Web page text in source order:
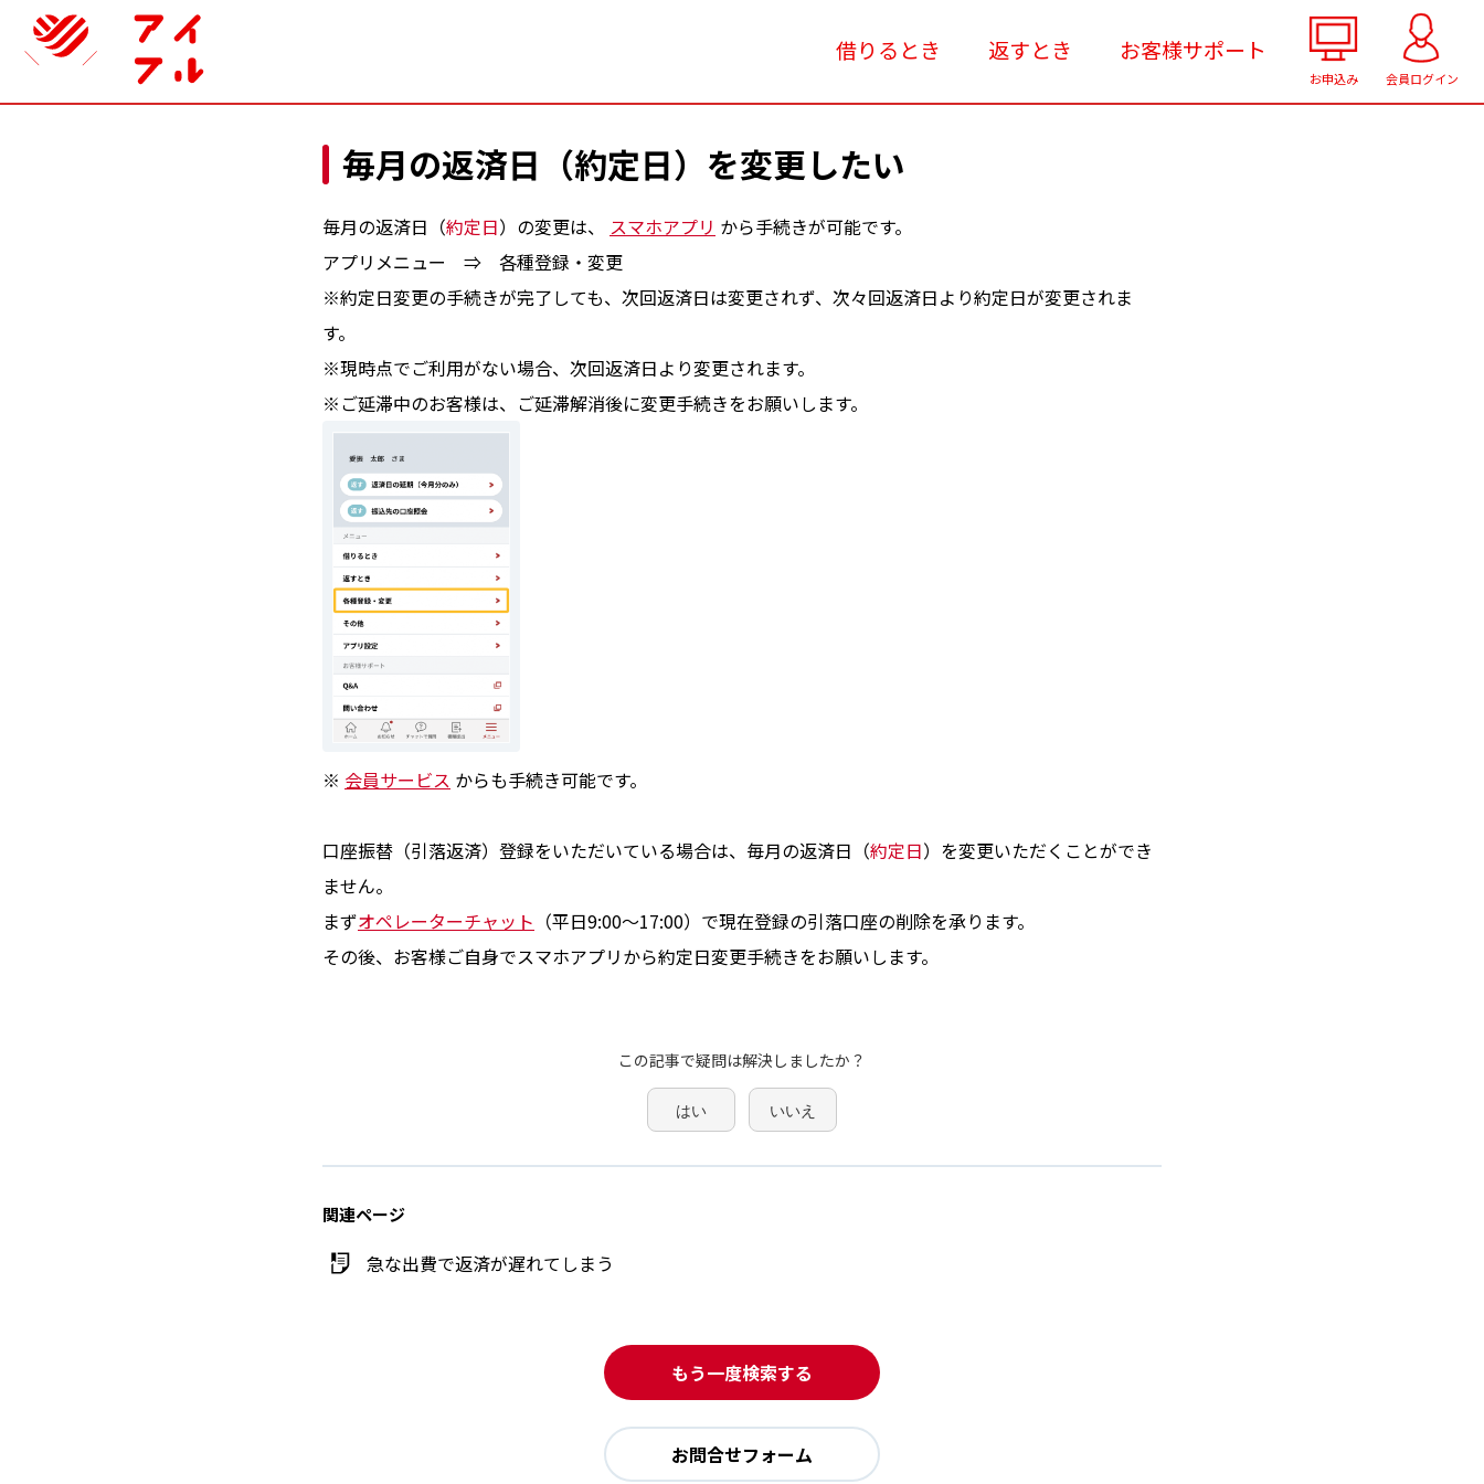
借りるとき 返すとき お客様サポート
お申込み 会員ログイン
毎月の返済日（約定日）を変更したい
毎月の返済日（約定日）の変更は、 スマホアプリ から手続きが可能です。
アプリメニュー ⇒ 各種登録・変更
※約定日変更の手続きが完了しても、次回返済日は変更されず、次々回返済日より約定日が変更されま
す。
※現時点でご利用がない場合、次回返済日より変更されます。
※ご延滞中のお客様は、ご延滞解消後に変更手続きをお願いします。
※ 会員サービス からも手続き可能です。
口座振替（引落返済）登録をいただいている場合は、毎月の返済日（約定日）を変更いただくことができ
ません。
まずオペレーターチャット （平日9:00〜17:00）で現在登録の引落口座の削除を承ります。
その後、お客様ご自身でスマホアプリから約定日変更手続きをお願いします。
この記事で疑問は解決しましたか？
はい いいえ
関連ページ
急な出費で返済が遅れてしまう
もう一度検索する
お問合せフォーム